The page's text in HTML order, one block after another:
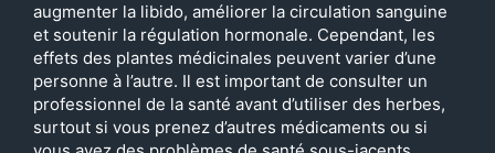
augmenter la libido, améliorer la circulation sanguine
et soutenir la régulation hormonale. Cependant, les
effets des plantes médicinales peuvent varier d’une
personne à l’autre. Il est important de consulter un
professionnel de la santé avant d’utiliser des herbes,
surtout si vous prenez d’autres médicaments ou si